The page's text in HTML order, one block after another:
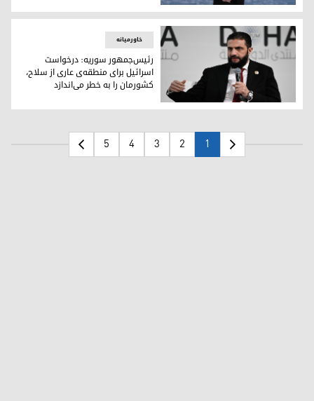
ابراز خوشحالی دولت سوریە از لغو قانون قیصر
احمد شرع، رئیس‌جمهور سوریه
خاورمیانه
رئیس‌جمهور سوریه: درخواست
اسرائیل برای منطقه‌ی عاری از سلاح،
کشورمان را به خطر می‌اندازد
1
2
3
4
5